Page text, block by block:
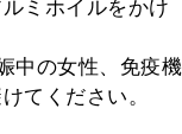
ミホイルをかけ
中の女性、免疫機
てください。